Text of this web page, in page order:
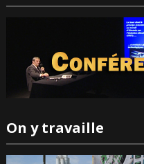
On y travaille